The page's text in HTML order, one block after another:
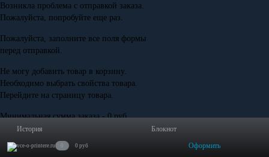
История Блокнот
0 0 руб Оформить
Возникла проблема с отправкой заказа.
Пожалуйста, попробуйте еще раз.
Пожалуйста, заполните все поля формы
перед отправкой.
Не могу добавить товар в корзину.
Необходимо выбрать свойства товара.
Перейдите на страницу товара.
Минимальная сумма заказа - 0 руб.